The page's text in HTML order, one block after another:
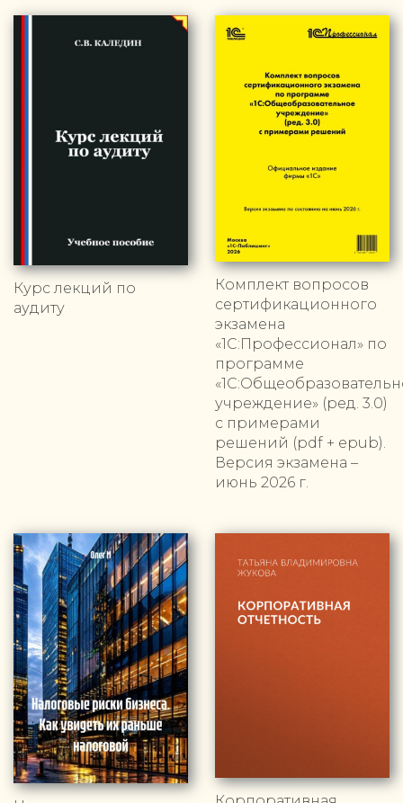
Курс лекций по
аудиту
Комплект вопросов
сертификационного
экзамена
«1С:Профессионал» по
программе
учреждение» (ред. 3.0)
с примерами
решений (pdf + epub).
Версия экзамена –
июнь 2026 г.